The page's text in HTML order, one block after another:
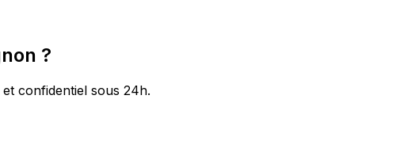
?
confidentiel sous 24h.